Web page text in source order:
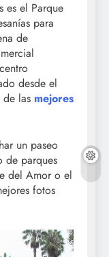
es el Parque
para
de
desde el
de las mejores
un paseo
de parques
del Amor o el
fotos